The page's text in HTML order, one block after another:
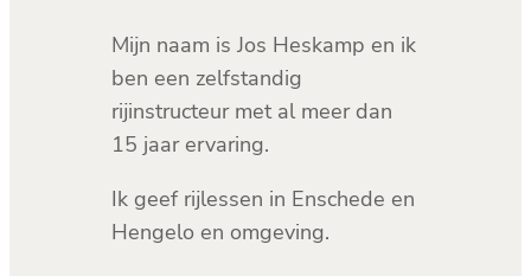
Mijn naam is Jos Heskamp en ik
ben een zelfstandig
rijinstructeur met al meer dan
15 jaar ervaring.
Ik geef rijlessen in Enschede en
Hengelo en omgeving.